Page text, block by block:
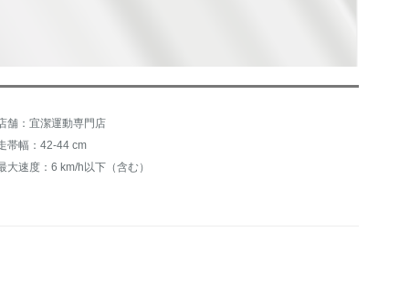
舗：宜潔運動専門店
帯幅：42-44 cm
大速度：6 km/h以下（含む）